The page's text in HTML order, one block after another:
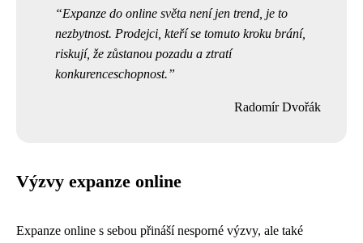
Expanze do online světa není jen trend, je to
nezbytnost. Prodejci, kteří se tomuto kroku brání,
riskují, že zůstanou pozadu a ztratí
konkurenceschopnost.
Radomír Dvořák
Výzvy expanze online
Expanze online s sebou přináší nesporné výzvy, ale také